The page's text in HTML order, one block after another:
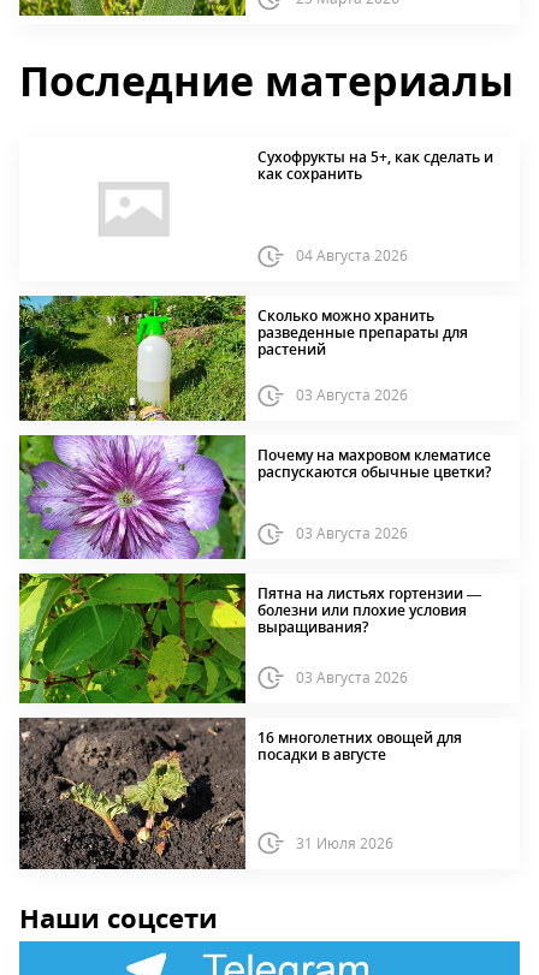
Последние материалы
Сухофрукты на 5+, как сделать и
как сохранить
04 Августа 2026
Сколько можно хранить
разведенные препараты для
растений
03 Августа 2026
Почему на махровом клематисе
распускаются обычные цветки?
03 Августа 2026
Пятна на листьях гортензии —
болезни или плохие условия
выращивания?
03 Августа 2026
16 многолетних овощей для
посадки в августе
31 Июля 2026
Наши соцсети